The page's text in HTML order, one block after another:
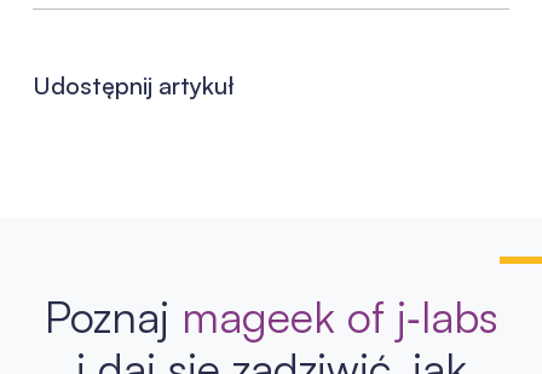
Udostępnij artykuł
Poznaj mageek of j‑labs